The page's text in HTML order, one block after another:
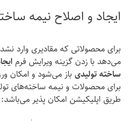
ایجاد و اصلاح نیمه
برای محصولاتی که مقادیری وارد
می‌دهد با زدن گزینه ویرایش فرم
ساخته تولیدی باز می‌شود و امکان
برای محصولات و نیمه ساخته‌های
طریق اپلیکیشن امکان پذیر می‌باشد: